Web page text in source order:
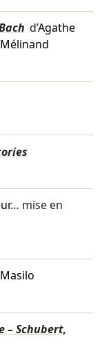
d’Agathe
… mise en
– Schubert,